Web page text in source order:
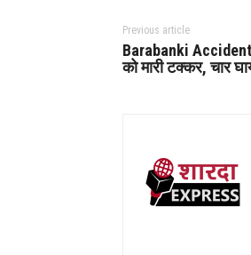
Previous article
Barabanki
को मारी टक्कर, चार